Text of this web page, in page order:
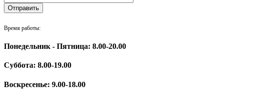
Время работы:
Понедельник - Пятница: 8.00-20.00
Суббота: 8.00-19.00
Воскресенье: 9.00-18.00